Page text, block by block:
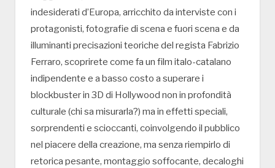
indesiderati d’Europa, arricchito da interviste con i
protagonisti, fotografie di scena e fuori scena e da
illuminanti precisazioni teoriche del regista Fabrizio
Ferraro, scoprirete come fa un film italo-catalano
indipendente e a basso costo a superare i
blockbuster in 3D di Hollywood non in profondità
culturale (chi sa misurarla?) ma in effetti speciali,
sorprendenti e scioccanti, coinvolgendo il pubblico
nel piacere della creazione, ma senza riempirlo di
retorica pesante, montaggio soffocante, decaloghi